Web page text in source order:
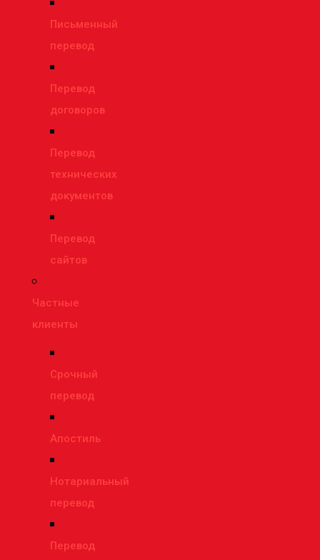
Письменный
перевод
Перевод
договоров
Перевод
технических
документов
Перевод
сайтов
Частные
клиенты
Срочный
перевод
Апостиль
Нотариальный
перевод
Перевод